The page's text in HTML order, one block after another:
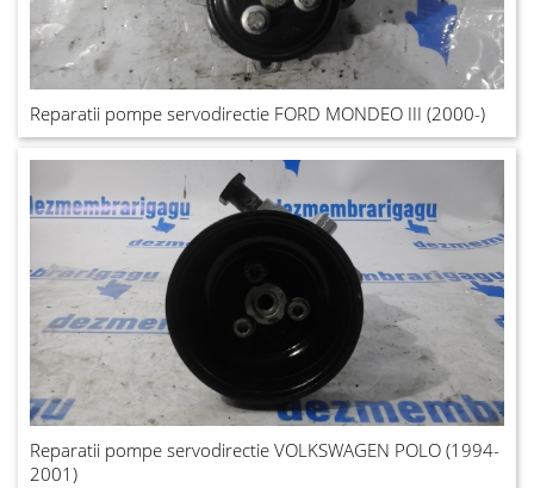
Reparatii pompe servodirectie FORD MONDEO III (2000-)
Reparatii pompe servodirectie VOLKSWAGEN POLO (1994-
2001)